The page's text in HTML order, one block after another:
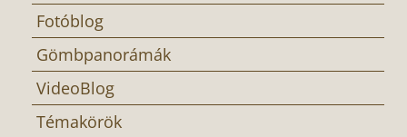
Fotóblog
Gömbpanorámák
VideoBlog
Témakörök